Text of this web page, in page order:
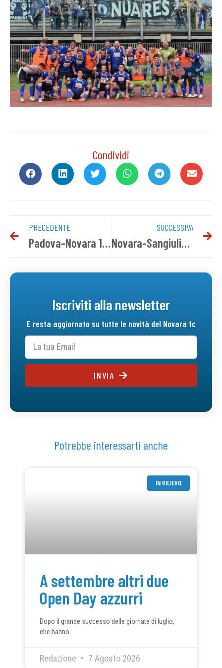
Condividi
PRECEDENTE
Padova-Novara 1-2 | Il tabellino del match
SUCCESSIVA
Novara-Sangiuliano City | Promo Halloween
Iscriviti alla newsletter
E resta aggiornato su tutte le novità del Novara fc
INVIA
Potrebbe interessarti anche
IN RILIEVO
A settembre altri due
Open Day azzurri
Dopo il grande successo delle giornate di luglio,
che hanno
Redazione 7 Agosto 2026